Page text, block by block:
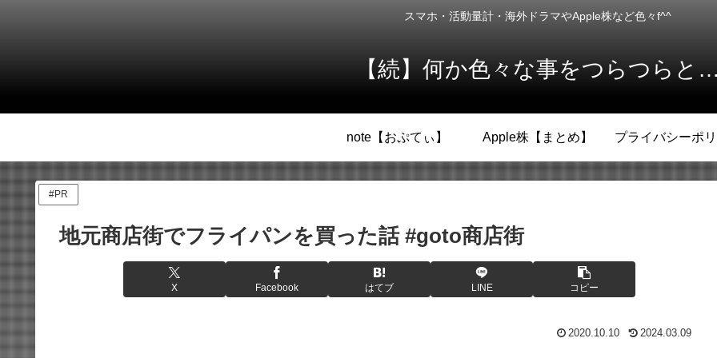
スマホ・活動量計・海外ドラマやApple株など色々f^^
【続】何か色々な事をつらつらと
note【おぷてぃ】 Apple株【まとめ】 プライバシーポ
#PR
地元商店街でフライパンを買った話 #goto商店街
X Facebook はてブ LINE コピー
2020.10.10 2024.03.09